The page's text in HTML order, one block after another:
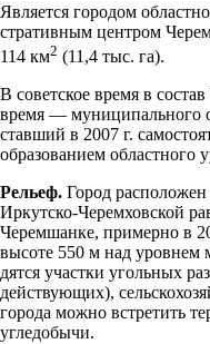
Является городом
стративным центром
114 км2 (11,4 тыс. га).
В советское время в
время — муниципального
ставший в 2007 г.
образованием областного
Рельеф. Город
Иркутско-Черемховской
Черемшанке, примерно в
высоте 550 м над уровнем
дятся участки угольных
действующих),
города можно встретить
угледобычи.